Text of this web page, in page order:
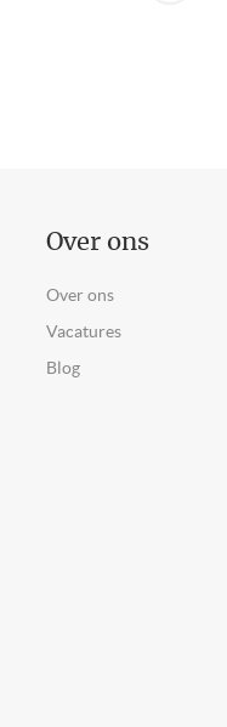
Over ons
Over ons
Vacatures
Blog